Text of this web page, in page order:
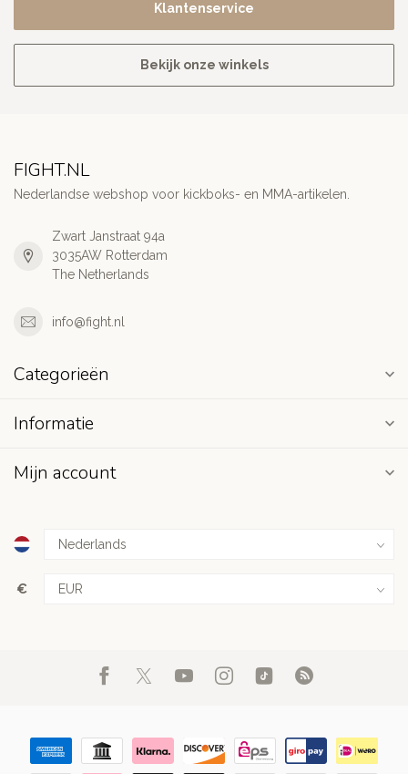
Klantenservice
Bekijk onze winkels
FIGHT.NL
Nederlandse webshop voor kickboks- en MMA-artikelen.
Zwart Janstraat 94a
3035AW Rotterdam
The Netherlands
info@fight.nl
Categorieën
Informatie
Mijn account
€